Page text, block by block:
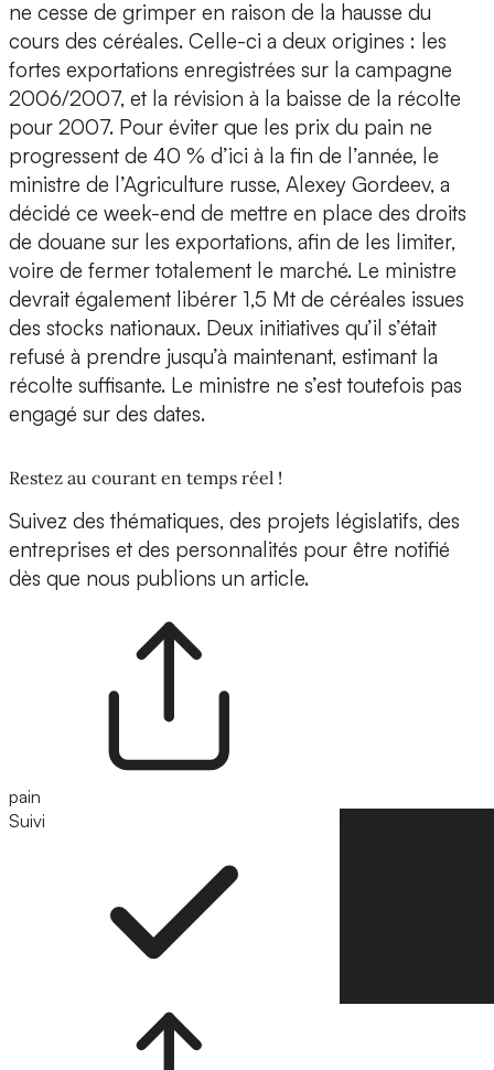
ne cesse de grimper en raison de la hausse du
cours des céréales. Celle-ci a deux origines : les
fortes exportations enregistrées sur la campagne
2006/2007, et la révision à la baisse de la récolte
pour 2007. Pour éviter que les prix du pain ne
progressent de 40 % d’ici à la fin de l’année, le
ministre de l’Agriculture russe, Alexey Gordeev, a
décidé ce week-end de mettre en place des droits
de douane sur les exportations, afin de les limiter,
voire de fermer totalement le marché. Le ministre
devrait également libérer 1,5 Mt de céréales issues
des stocks nationaux. Deux initiatives qu’il s’était
refusé à prendre jusqu’à maintenant, estimant la
récolte suffisante. Le ministre ne s’est toutefois pas
engagé sur des dates.
Restez au courant en temps réel !
Suivez des thématiques, des projets législatifs, des
entreprises et des personnalités pour être notifié
dès que nous publions un article.
pain
Suivi